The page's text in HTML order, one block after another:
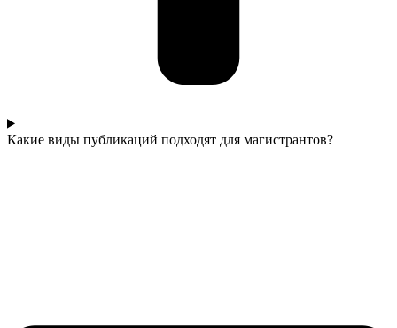
Какие виды публикаций подходят для магистрантов?